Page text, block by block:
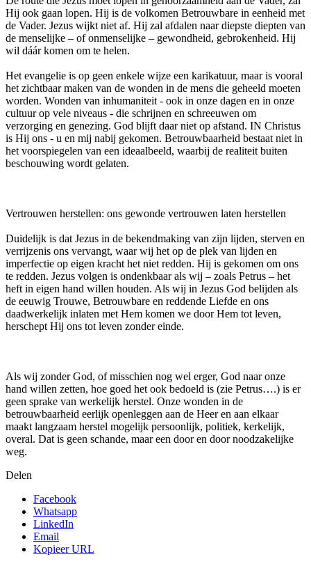
Hij ook gaan lopen. Hij is de volkomen Betrouwbare in eenheid met
de Vader. Jezus wijkt niet af. Hij zal afdalen naar diepste diepten van
de menselijke – of onmenselijke – gewondheid, gebrokenheid. Hij
wil dáár komen om te helen.
Het evangelie is op geen enkele wijze een karikatuur, maar is vooral
het zichtbaar maken van de wonden in de mens die geheeld moeten
worden. Wonden van inhumaniteit - ook in onze dagen en in onze
cultuur op vele niveaus - die schrijnen en schreeuwen om
verzorging en genezing. God blijft daar niet op afstand. IN Christus
is Hij ons - u en mij nabij gekomen. Betrouwbaarheid bestaat niet in
het voorspiegelen van een ideaalbeeld, waarbij de realiteit buiten
beschouwing wordt gelaten.
Vertrouwen herstellen: ons gewonde vertrouwen laten herstellen
Duidelijk is dat Jezus in de bekendmaking van zijn lijden, sterven en
verrijzenis ons vervangt, waar wij het op de plek van lijden en
imperfectie op eigen kracht het niet redden. Hij is gekomen om ons
te redden. Jezus volgen is ondenkbaar als wij – zoals Petrus – het
heft in eigen hand willen houden. Als wij in Jezus God belijden als
de eeuwig Trouwe, Betrouwbare en reddende Liefde en ons
daadwerkelijk inlaten met Hem komen we door Hem tot leven,
herschept Hij ons tot leven zonder einde.
Als wij zonder God, of misschien nog wel erger, God naar onze
hand willen zetten, hoe goed het ook bedoeld is (zie Petrus….) is er
geen sprake van werkelijk herstel. Onze wonden in de
betrouwbaarheid eerlijk openleggen aan de Heer en aan elkaar
maakt langzaam herstel mogelijk persoonlijk, politiek, kerkelijk,
overal. Dat is geen schande, maar een door en door noodzakelijke
weg.
Delen
Facebook
Whatsapp
LinkedIn
Email
Kopieer URL